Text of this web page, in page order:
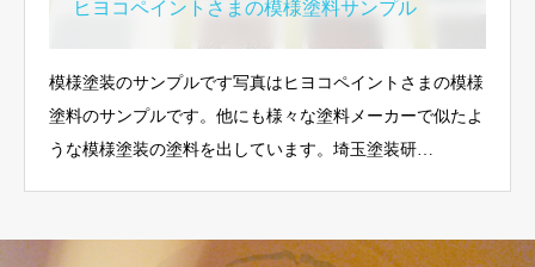
ヒヨコペイントさまの模様塗料サンプル
模様塗装のサンプルです写真はヒヨコペイントさまの模様
塗料のサンプルです。他にも様々な塗料メーカーで似たよ
うな模様塗装の塗料を出しています。埼玉塗装研…